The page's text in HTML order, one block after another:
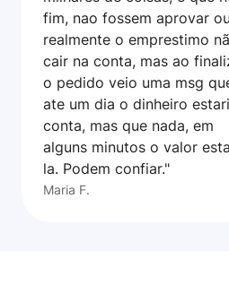
fim, nao fossem aprovar ou
realmente o emprestimo
cair na conta, mas ao
o pedido veio uma msg
ate um dia o dinheiro
conta, mas que nada, em
alguns minutos o valor
la. Podem confiar."
Maria F.